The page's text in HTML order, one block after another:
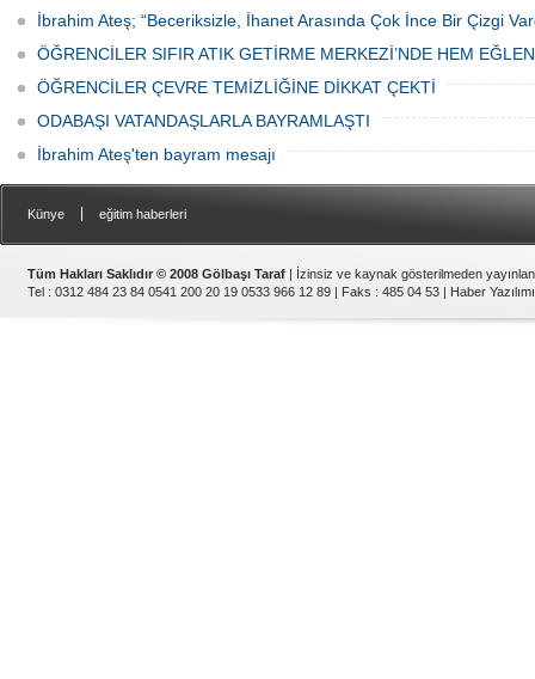
İbrahim Ateş; “Beceriksizle, İhanet Arasında Çok İnce Bir Çizgi
ÖĞRENCİLER SIFIR ATIK GETİRME MERKEZİ’NDE HEM
ÖĞRENCİLER ÇEVRE TEMİZLİĞİNE DİKKAT ÇEKTİ
ODABAŞI VATANDAŞLARLA BAYRAMLAŞTI
İbrahim Ateş'ten bayram mesajı
Künye eğitim haberleri
Tüm Hakları Saklıdır © 2008 Gölbaşı Taraf | İzinsiz ve kaynak gösterilmeden
Tel : 0312 484 23 84 0541 200 20 19 0533 966 12 89 | Faks : 485 04 53 | Haber Yazılımı